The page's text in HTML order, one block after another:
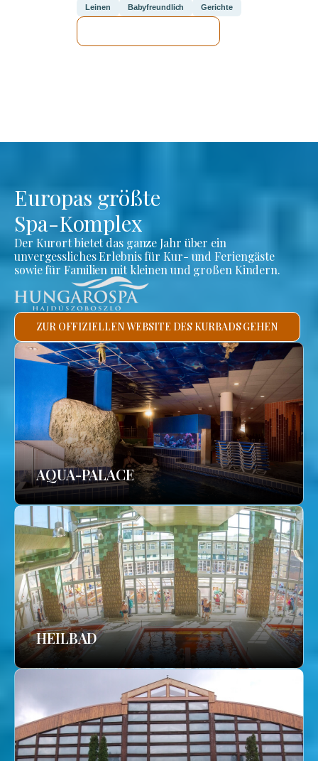
Leinen Babyfreundlich Gerichte
Europas größte
Spa-Komplex
Der Kurort bietet das ganze Jahr über ein
unvergessliches Erlebnis für Kur- und Feriengäste
sowie für Familien mit kleinen und großen Kindern.
ZUR OFFIZIELLEN WEBSITE DES KURBADS GEHEN
AQUA-PALACE
HEILBAD